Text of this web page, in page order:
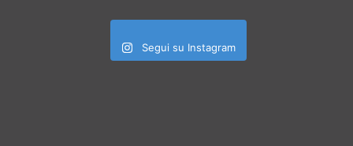
Segui su Instagram